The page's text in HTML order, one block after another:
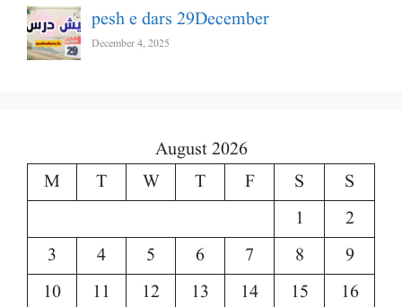
pesh e dars 29December
December 4, 2025
August 2026
M
T W T F S
S
1
2
3
4 5 6 7 8
9
10
11 12 13 14 15
16